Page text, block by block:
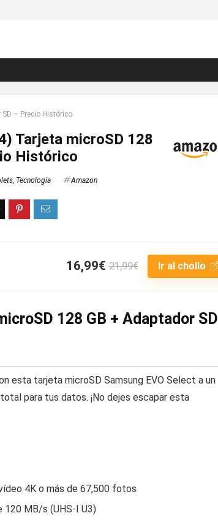
– Precio Histórico
Tarjeta microSD 128
Histórico
, Tecnología Amazon
16,99€ 21,99€ Ir al chollo
128 GB + Adaptador SD
esta tarjeta microSD Samsung EVO Select a un
para tus datos. ¡No dejes escapar esta
4K o más de 67,500 fotos
MB/s (UHS-I U3)